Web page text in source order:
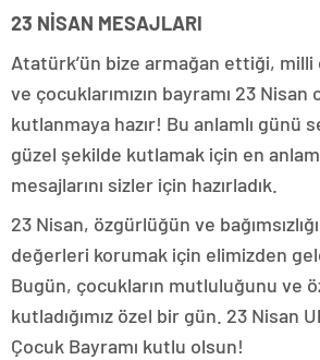
23 NİSAN MESAJLARI
Atatürk’ün bize armağan ettiği,
ve çocuklarımızın bayramı 23 Nisan
kutlanmaya hazır! Bu anlamlı günü
güzel şekilde kutlamak için en
mesajlarını sizler için hazırladık.
23 Nisan, özgürlüğün ve
değerleri korumak için elimizden
Bugün, çocukların mutluluğunu ve
kutladığımız özel bir gün. 23 Nisan
Çocuk Bayramı kutlu olsun!